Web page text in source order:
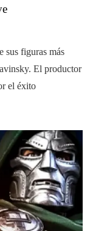
sus figuras más
El productor
el éxito